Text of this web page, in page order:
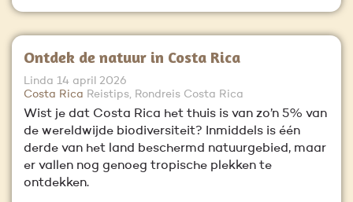
Ontdek de natuur in Costa Rica
Linda 14 april 2026
Costa Rica Reistips, Rondreis Costa Rica
Wist je dat Costa Rica het thuis is van zo’n 5% van
de wereldwijde biodiversiteit? Inmiddels is één
derde van het land beschermd natuurgebied, maar
er vallen nog genoeg tropische plekken te
ontdekken.